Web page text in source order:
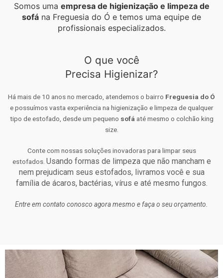
Somos uma empresa de higienização e limpeza de
sofá na Freguesia do Ó e temos uma equipe de
profissionais especializados.
O que você
Precisa Higienizar?
Há mais de 10 anos no mercado, atendemos o bairro Freguesia do Ó
e possuímos vasta experiência na higienização e limpeza de qualquer
tipo de estofado, desde um pequeno sofá até mesmo o colchão king
size.
Conte com nossas soluções inovadoras para limpar seus
estofados. Usando formas de limpeza que não mancham e
nem prejudicam seus estofados, livramos você e sua
família de ácaros, bactérias, vírus e até mesmo fungos.
Entre em contato conosco agora mesmo e faça o seu orçamento.